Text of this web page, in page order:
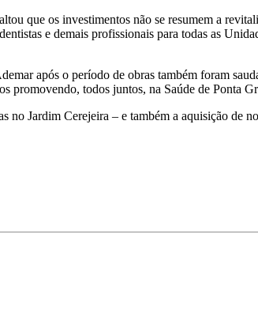
que os investimentos não se resumem a
e demais profissionais para todas as
após o período de obras também foram
promovendo, todos juntos, na Saúde de Ponta
no Jardim Cerejeira – e também a aquisição de